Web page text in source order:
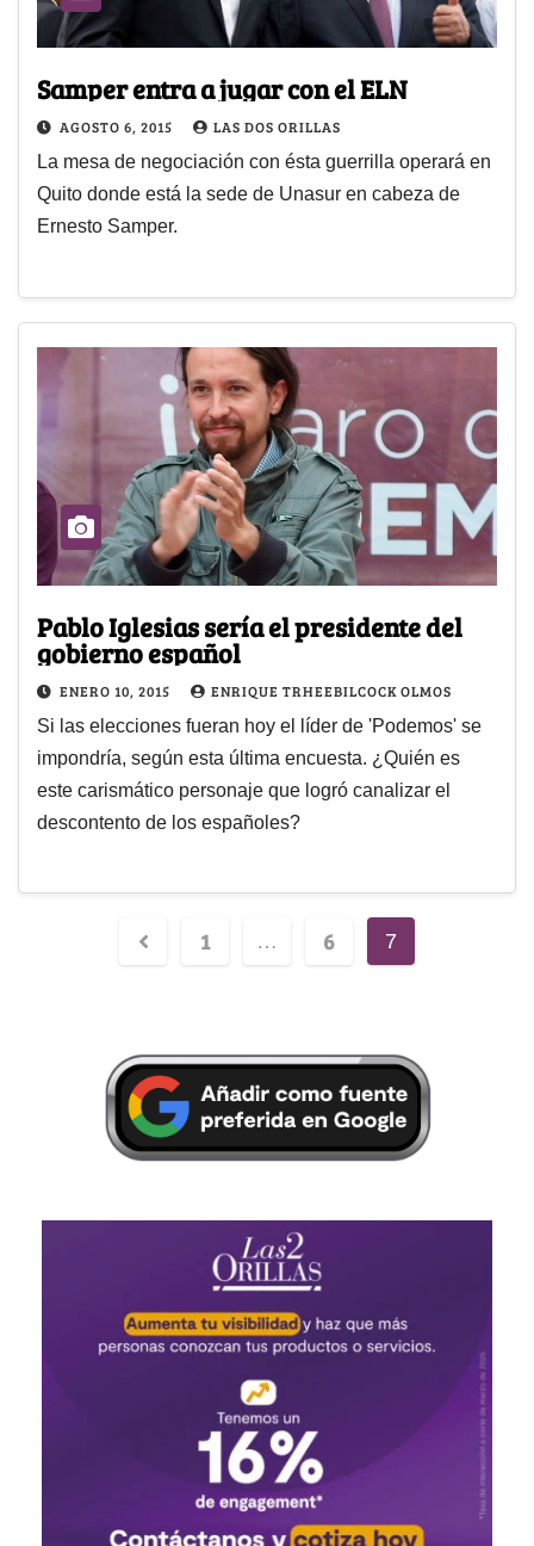
Samper entra a jugar con el ELN
AGOSTO 6, 2015 LAS DOS ORILLAS
La mesa de negociación con ésta guerrilla operará en
Quito donde está la sede de Unasur en cabeza de
Ernesto Samper.
Pablo Iglesias sería el presidente del
gobierno español
ENERO 10, 2015 ENRIQUE TRHEEBILCOCK OLMOS
Si las elecciones fueran hoy el líder de 'Podemos' se
impondría, según esta última encuesta. ¿Quién es
este carismático personaje que logró canalizar el
descontento de los españoles?
1 … 6 7